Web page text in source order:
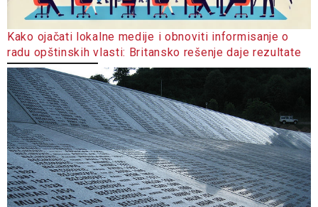
Kako ojačati lokalne medije i obnoviti informisanje o
radu opštinskih vlasti: Britansko rešenje daje rezultate